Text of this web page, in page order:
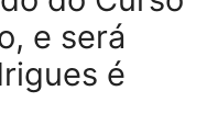
e será
é